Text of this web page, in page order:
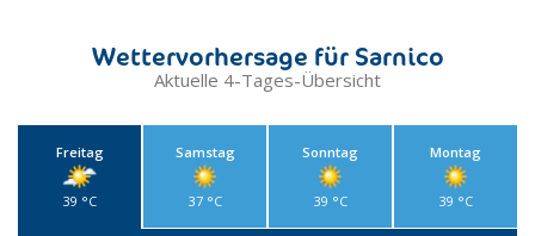
Wettervorhersage für Sarnico
Aktuelle 4-Tages-Übersicht
Freitag
39 °C
Samstag
37 °C
Sonntag
39 °C
Montag
39 °C